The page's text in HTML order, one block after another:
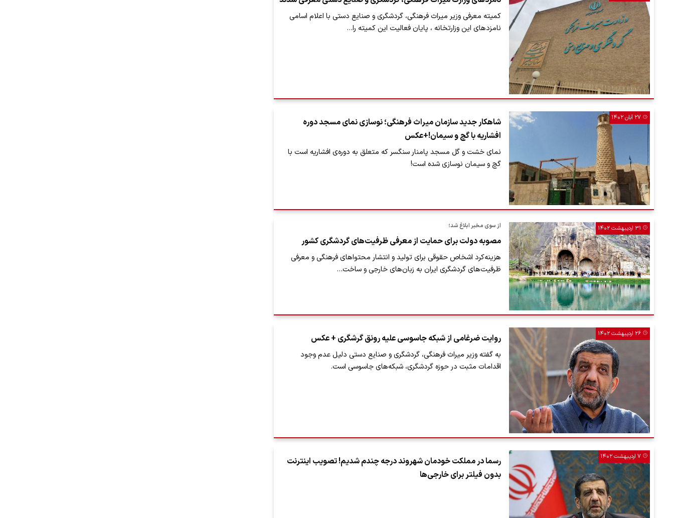
کمیته معرفی وزیر میراث فرهنگی، گردشگری و صنایع دستی با اعلام اسامی
نامزدهای این وزارتخانه ، پایان فعالیت این کمیته را…
۲۷ آبان ۱۴۰۲
شاهکار جدید سازمان میراث فرهنگی؛ نوسازی نمای مسجد دوره
افشاریه با گچ و سیمان!+عکس
نمای خشت و گل مسجد پامنار سنگسر که متعلق به دوره‌ی افشاریه است با
گچ و سیمان نوسازی شده است!
۳۱ اردیبهشت ۱۴۰۲ از سوی مخبر ابلاغ شد؛
مصوبه دولت برای حمایت از معرفی ظرفیت‌های گردشگری کشور
هزینه‌کرد اشخاص حقوقی برای تولید و انتشار محتواهای فرهنگی و معرفی
ظرفیت‌های گردشگری ایران به زبان‌های خارجی و ساخت…
۲۶ اردیبهشت ۱۴۰۲ روایت ضرغامی از شبکه جاسوسی علیه رونق گرشگری + عکس
به گفته وزیر میراث فرهنگی، گردشگری و صنایع دستی دلیل عدم وجود
اقدامات مثبت در حوزه گردشگری، شبکه‌های جاسوسی است.
۷ اردیبهشت ۱۴۰۲
رسما در مملکت خودمان شهروند درجه چندم شدیم! تصویب اینترنت
بدون فیلتر برای خارجی‌ها